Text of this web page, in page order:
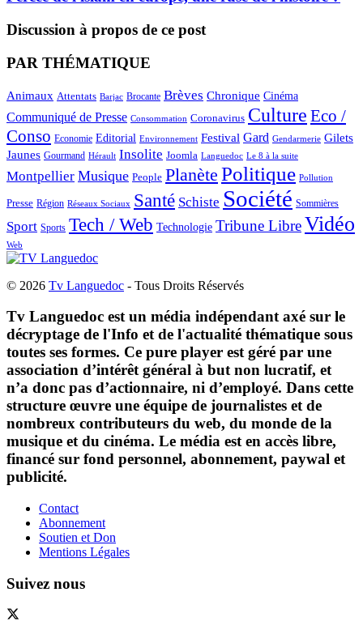
Discussion à propos de ce post
PAR THÉMATIQUE
Animaux Attentats Barjac Brocante Brèves Chronique Cinéma
Communiqué de Presse Consommation Coronavirus Culture Eco /
Conso Economie Editorial Environnement Festival Gard Gendarmerie Gilets
Jaunes Gourmand Hérault Insolite Joomla Languedoc Le 8 à la suite
Montpellier Musique People Planète Politique Pollution
Presse Région Réseaux Sociaux Santé Schiste Société Sommières
Sport Sports Tech / Web Technologie Tribune LibreVidéo
Web
© 2026 Tv Languedoc - Tous Droits Réservés
Tv Languedoc est un média indépendant axé sur le
décryptage de l'Info et de l'actualité thématique sous
toutes ses formes. Ce pure player est géré par une
association d’intérêt général à but non lucratif, et
n’a donc pas d’actionnaire, ni d’employé. Dans cette
structure œuvre une équipe de journalistes et de
nombreux contributeurs du web, du monde de la
musique et du cinéma. Le média est en accès libre,
financé sur fond personnel, abonnement, paywal et
publicité.
Contact
Abonnement
Soutien et Don
Mentions Légales
Suivez nous